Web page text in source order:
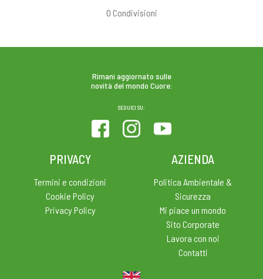
0 Condivisioni
Rimani aggiornato sulle
novità del mondo Cuore:
SEGUICI SU:
PRIVACY
Termini e condizioni
Cookie Policy
Privacy Policy
AZIENDA
Politica Ambientale &
Sicurezza
Mi piace un mondo
Sito Corporate
Lavora con noi
Contatti